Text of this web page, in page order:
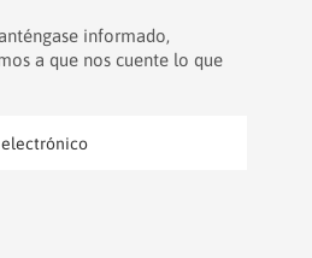
informado,
a que nos cuente lo que